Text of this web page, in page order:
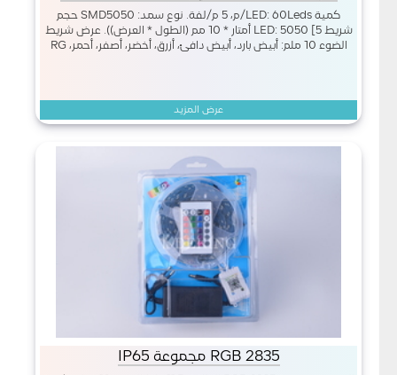
كمية LED: 60Leds/م، 5 م/لفة. نوع سمد: SMD5050 حجم
شريط LED: 5050 [5 أمتار * 10 مم (الطول * العرض)). عرض شريط
الضوء 10 ملم: أبيض بارد، أبيض دافئ، أزرق، أخضر، أصفر، أحمر، RG
عرض المزيد
2835 RGB مجموعة IP65